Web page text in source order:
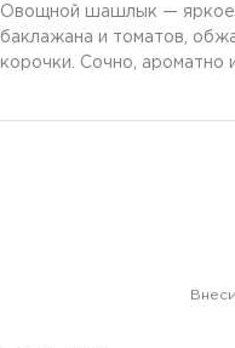
Овощной шашлык — яркое
баклажана и томатов,
корочки. Сочно, ароматно